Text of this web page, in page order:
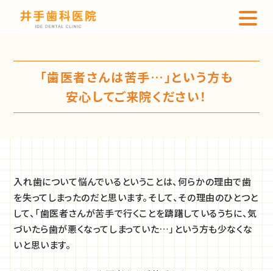
「歯医者さんは苦手…」という方も
安心してご来院ください！
入れ歯について悩んでいるということは、何らかの理由で歯
を失ってしまったのだと思います。そして、その理由のひとつと
して、「歯医者さんが苦手で行くことを躊躇しているうちに、気
づいたら歯が悪くなってしまっていた…」という方も少なくな
いと思います。